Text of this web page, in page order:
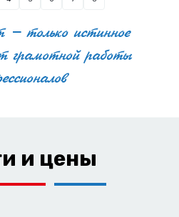
из разных
(сценаристы,
и возможность срочного
– только истинное
грамотной работы
и цены